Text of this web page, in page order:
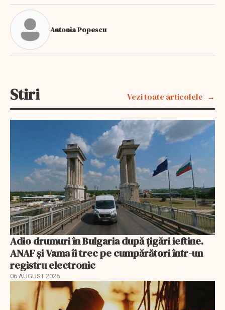
Antonia Popescu
Stiri Vezi toate articolele
Adio drumuri în Bulgaria după țigări ieftine.
ANAF și Vama îi trec pe cumpărători într-un
registru electronic
06 AUGUST 2026